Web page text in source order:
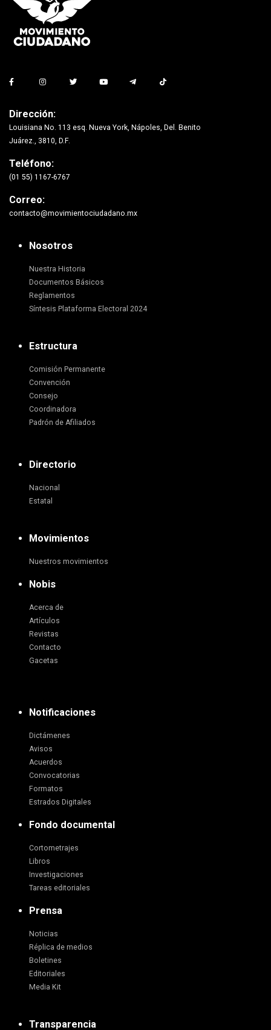
Dirección:
Louisiana No. 113 esq. Nueva York, Nápoles, Del. Benito
Juárez., 3810, D.F.
Teléfono:
(01 55) 1167-6767
Correo:
contacto@movimientociudadano.mx
Nosotros
Nuestra Historia
Documentos Básicos
Reglamentos
Síntesis Plataforma Electoral 2024
Estructura
Comisión Permanente
Convención
Consejo
Coordinadora
Padrón de Afiliados
Directorio
Nacional
Estatal
Movimientos
Nuestros movimientos
Nobis
Acerca de
Artículos
Revistas
Contacto
Gacetas
Notificaciones
Dictámenes
Avisos
Acuerdos
Convocatorias
Formatos
Estrados Digitales
Fondo documental
Cortometrajes
Libros
Investigaciones
Tareas editoriales
Prensa
Noticias
Réplica de medios
Boletines
Editoriales
Media Kit
Transparencia